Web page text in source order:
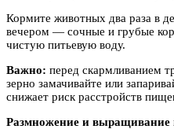
Кормите животных два раза в
вечером — сочные и грубые
чистую питьевую воду.
Важно: перед скармливанием
зерно замачивайте или
снижает риск расстройств
Размножение и выращивание